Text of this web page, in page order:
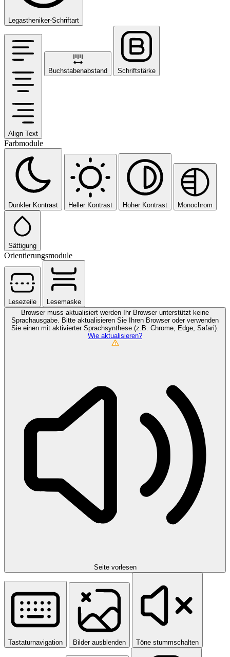
Legastheniker-Schriftart
Align Text
Buchstabenabstand Schriftstärke
Farbmodule
Dunkler Kontrast Heller Kontrast Hoher Kontrast Monochrom
Sättigung
Orientierungsmodule
Lesezeile
Lesemaske
Browser muss aktualisiert werden Ihr Browser unterstützt keine
Sprachausgabe. Bitte aktualisieren Sie Ihren Browser oder verwenden
Sie einen mit aktivierter Sprachsynthese (z.B. Chrome, Edge, Safari).
Wie aktualisieren?
Seite vorlesen
Tastaturnavigation Bilder ausblenden Töne stummschalten